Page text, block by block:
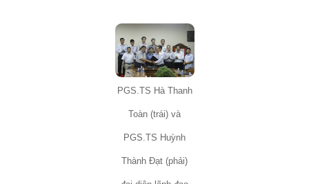
PGS.TS Hà Thanh
Toàn (trái) và
PGS.TS Huỳnh
Thành Đạt (phải)